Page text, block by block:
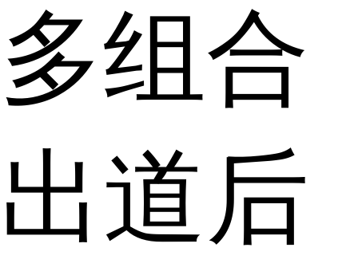
多组合
出道后